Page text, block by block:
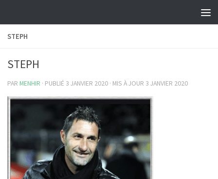
STEPH
STEPH
PAR MENHIR · PUBLIÉ 3 JANVIER 2020 · MIS À JOUR 3 JANVIER 2020